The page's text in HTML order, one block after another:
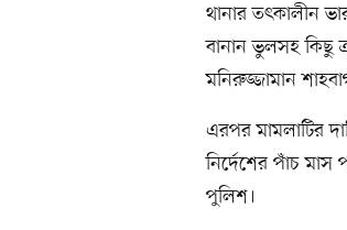
থানার তৎকালীন
বানান ভুলসহ কিছু
মনিরুজ্জামান
এরপর মামলাটির
নির্দেশের পাঁচ
পুলিশ।